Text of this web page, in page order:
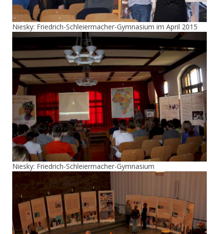
Niesky: Friedrich-Schleiermacher-Gymnasium im April 2015
Niesky: Friedrich-Schleiermacher-Gymnasium